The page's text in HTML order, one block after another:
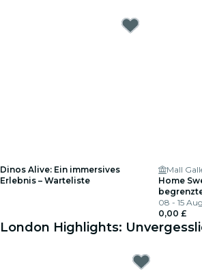
Dinos Alive: Ein immersives
Erlebnis – Warteliste
Mall
Home
08 - 15
0,00 £
London Highlights: